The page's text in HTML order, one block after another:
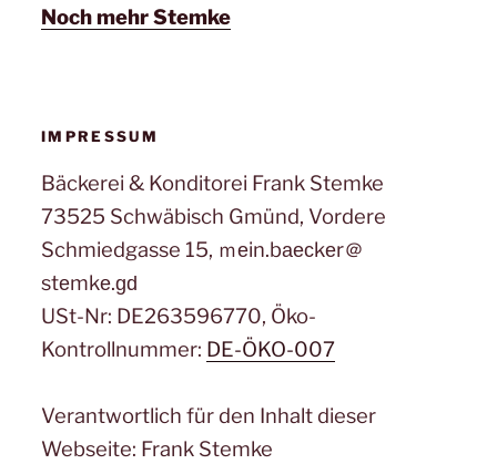
Noch mehr Stemke
IMPRESSUM
Bäckerei & Konditorei Frank Stemke
73525 Schwäbisch Gmünd, Vordere
Schmiedgasse 15, ｍеin.bаеϲkеr＠
stеmkе.ɡԁ
USt-Nr: DE263596770, Öko-
Kontrollnummer: DE-ÖKO-007
Verantwortlich für den Inhalt dieser
Webseite: Frank Stemke